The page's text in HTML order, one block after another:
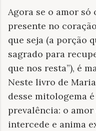
Agora se o amor
presente no
que seja (a porção
sagrado para
que nos resta”), é
Neste livro de
desse mitologema
prevalência: o
intercede e anima